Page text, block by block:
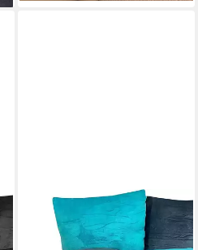
ONE HOME
Bettwäsche Winter Cashmere
Touch, Fleece, 4 teilig,